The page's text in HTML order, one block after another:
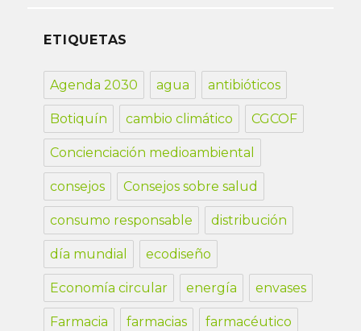
ETIQUETAS
Agenda 2030 agua antibióticos
Botiquín cambio climático CGCOF
Concienciación medioambiental
consejos Consejos sobre salud
consumo responsable distribución
día mundial ecodiseño
Economía circular energía envases
Farmacia farmacias farmacéutico